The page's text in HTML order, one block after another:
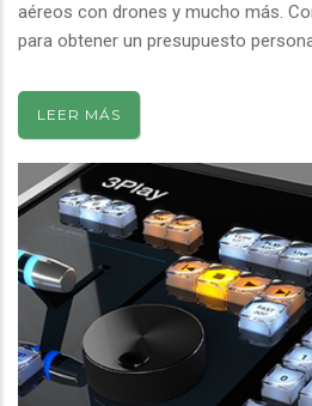
aéreos con drones y mucho más.
para obtener un presupuesto
LEER MÁS